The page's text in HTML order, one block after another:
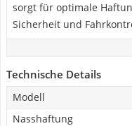
sorgt für optimale
Sicherheit und
Technische Details
Modell
Nasshaftung